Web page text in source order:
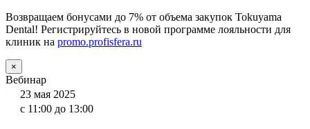
Возвращаем бонусами до 7% от объема закупок Tokuyama
Dental! Регистрируйтесь в новой программе лояльности для
клиник на promo.profisfera.ru
×
Вебинар
23 мая 2025
с 11:00 до 13:00